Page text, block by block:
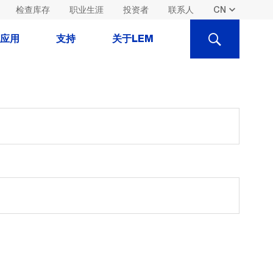
检查库存 职业生涯 投资者 联系人
应用 支持 关于LEM SEARCH